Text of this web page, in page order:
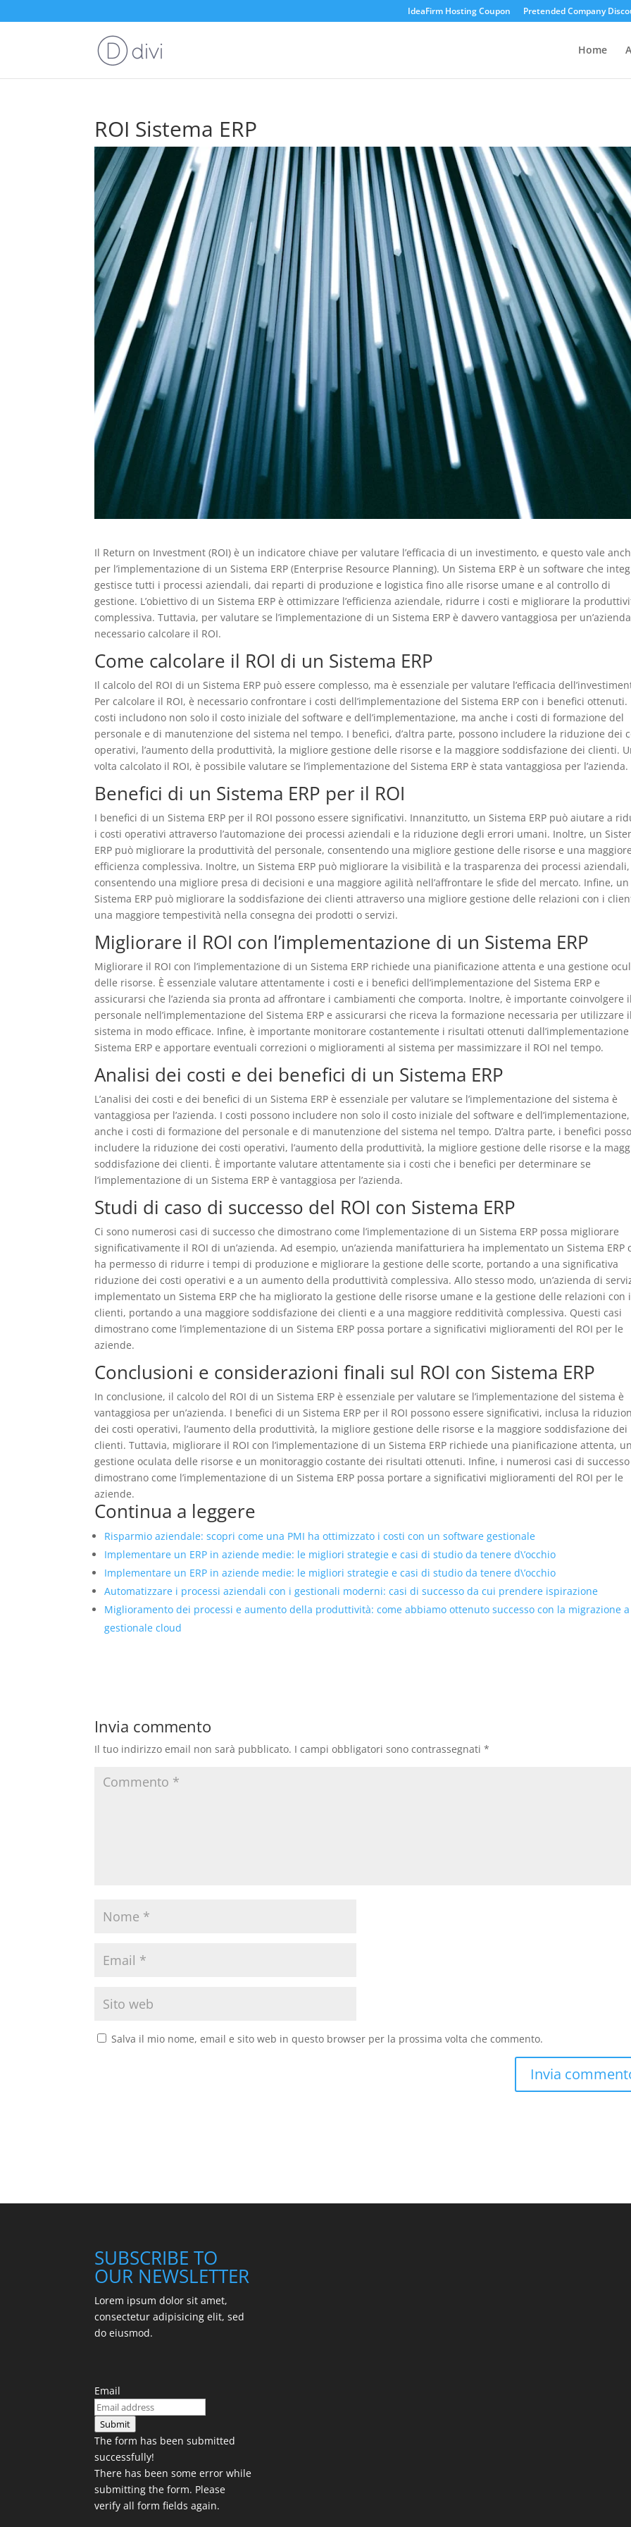
IdeaFirm Hosting Coupon Pretended Company
Home
ROI Sistema ERP
Il Return on Investment (ROI) è un indicatore chiave per valutare l’efficacia di un investimento, e questo vale
per l’implementazione di un Sistema ERP (Enterprise Resource Planning). Un Sistema ERP è un software che
gestisce tutti i processi aziendali, dai reparti di produzione e logistica fino alle risorse umane e al controllo di
gestione. L’obiettivo di un Sistema ERP è ottimizzare l’efficienza aziendale, ridurre i costi e migliorare la
complessiva. Tuttavia, per valutare se l’implementazione di un Sistema ERP è davvero vantaggiosa per
necessario calcolare il ROI.
Come calcolare il ROI di un Sistema ERP
Il calcolo del ROI di un Sistema ERP può essere complesso, ma è essenziale per valutare l’efficacia
Per calcolare il ROI, è necessario confrontare i costi dell’implementazione del Sistema ERP con i benefici ottenuti.
costi includono non solo il costo iniziale del software e dell’implementazione, ma anche i costi di formazione del
personale e di manutenzione del sistema nel tempo. I benefici, d’altra parte, possono includere la riduzione dei
operativi, l’aumento della produttività, la migliore gestione delle risorse e la maggiore soddisfazione dei clienti.
volta calcolato il ROI, è possibile valutare se l’implementazione del Sistema ERP è stata vantaggiosa per l’azienda.
Benefici di un Sistema ERP per il ROI
I benefici di un Sistema ERP per il ROI possono essere significativi. Innanzitutto, un Sistema ERP può aiutare a
i costi operativi attraverso l’automazione dei processi aziendali e la riduzione degli errori umani. Inoltre, un
ERP può migliorare la produttività del personale, consentendo una migliore gestione delle risorse e una
efficienza complessiva. Inoltre, un Sistema ERP può migliorare la visibilità e la trasparenza dei processi aziendali,
consentendo una migliore presa di decisioni e una maggiore agilità nell’affrontare le sfide del mercato. Infine, un
Sistema ERP può migliorare la soddisfazione dei clienti attraverso una migliore gestione delle relazioni con i
una maggiore tempestività nella consegna dei prodotti o servizi.
Migliorare il ROI con l’implementazione di un Sistema ERP
Migliorare il ROI con l’implementazione di un Sistema ERP richiede una pianificazione attenta e una gestione
delle risorse. È essenziale valutare attentamente i costi e i benefici dell’implementazione del Sistema ERP e
assicurarsi che l’azienda sia pronta ad affrontare i cambiamenti che comporta. Inoltre, è importante coinvolgere
personale nell’implementazione del Sistema ERP e assicurarsi che riceva la formazione necessaria per utilizzare
sistema in modo efficace. Infine, è importante monitorare costantemente i risultati ottenuti
Sistema ERP e apportare eventuali correzioni o miglioramenti al sistema per massimizzare il ROI nel tempo.
Analisi dei costi e dei benefici di un Sistema ERP
L’analisi dei costi e dei benefici di un Sistema ERP è essenziale per valutare se l’implementazione del sistema è
vantaggiosa per l’azienda. I costi possono includere non solo il costo iniziale del software e
anche i costi di formazione del personale e di manutenzione del sistema nel tempo. D’altra parte, i benefici
includere la riduzione dei costi operativi, l’aumento della produttività, la migliore gestione delle risorse e la
soddisfazione dei clienti. È importante valutare attentamente sia i costi che i benefici per determinare se
l’implementazione di un Sistema ERP è vantaggiosa per l’azienda.
Studi di caso di successo del ROI con Sistema ERP
Ci sono numerosi casi di successo che dimostrano come l’implementazione di un Sistema ERP possa migliorare
significativamente il ROI di un’azienda. Ad esempio, un’azienda manifatturiera ha implementato un Sistema ERP
ha permesso di ridurre i tempi di produzione e migliorare la gestione delle scorte, portando a una significativa
riduzione dei costi operativi e a un aumento della produttività complessiva. Allo stesso modo, un’azienda di
implementato un Sistema ERP che ha migliorato la gestione delle risorse umane e la gestione delle relazioni con i
clienti, portando a una maggiore soddisfazione dei clienti e a una maggiore redditività complessiva. Questi casi
dimostrano come l’implementazione di un Sistema ERP possa portare a significativi miglioramenti del ROI per le
aziende.
Conclusioni e considerazioni finali sul ROI con Sistema ERP
In conclusione, il calcolo del ROI di un Sistema ERP è essenziale per valutare se l’implementazione del sistema è
vantaggiosa per un’azienda. I benefici di un Sistema ERP per il ROI possono essere significativi, inclusa la
dei costi operativi, l’aumento della produttività, la migliore gestione delle risorse e la maggiore soddisfazione dei
clienti. Tuttavia, migliorare il ROI con l’implementazione di un Sistema ERP richiede una pianificazione attenta,
gestione oculata delle risorse e un monitoraggio costante dei risultati ottenuti. Infine, i numerosi casi di successo
dimostrano come l’implementazione di un Sistema ERP possa portare a significativi miglioramenti del ROI per le
aziende.
Continua a leggere
Risparmio aziendale: scopri come una PMI ha ottimizzato i costi con un software gestionale
Implementare un ERP in aziende medie: le migliori strategie e casi di studio da tenere d\’occhio
Implementare un ERP in aziende medie: le migliori strategie e casi di studio da tenere d\’occhio
Automatizzare i processi aziendali con i gestionali moderni: casi di successo da cui prendere ispirazione
Miglioramento dei processi e aumento della produttività: come abbiamo ottenuto successo con la migrazione
gestionale cloud
Invia commento
Il tuo indirizzo email non sarà pubblicato. I campi obbligatori sono contrassegnati*
Salva il mio nome, email e sito web in questo browser per la prossima volta che commento.
SUBSCRIBE TO
OUR NEWSLETTER
Lorem ipsum dolor sit amet,
consectetur adipisicing elit, sed
do eiusmod.
Email
Submit
The form has been submitted
successfully!
There has been some error while
submitting the form. Please
verify all form fields again.